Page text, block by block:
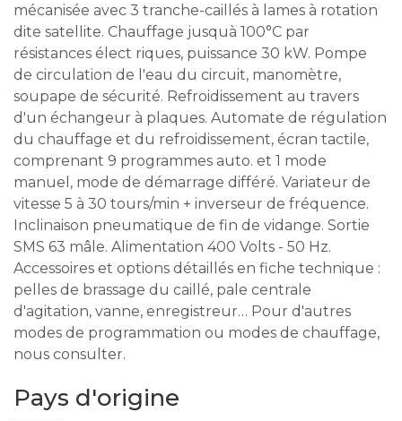
mécanisée avec 3 tranche-caillés à lames à rotation
dite satellite. Chauffage jusquà 100°C par
résistances élect riques, puissance 30 kW. Pompe
de circulation de l'eau du circuit, manomètre,
soupape de sécurité. Refroidissement au travers
d'un échangeur à plaques. Automate de régulation
du chauffage et du refroidissement, écran tactile,
comprenant 9 programmes auto. et 1 mode
manuel, mode de démarrage différé. Variateur de
vitesse 5 à 30 tours/min + inverseur de fréquence.
Inclinaison pneumatique de fin de vidange. Sortie
SMS 63 mâle. Alimentation 400 Volts - 50 Hz.
Accessoires et options détaillés en fiche technique :
pelles de brassage du caillé, pale centrale
d'agitation, vanne, enregistreur… Pour d'autres
modes de programmation ou modes de chauffage,
nous consulter.
Pays d'origine